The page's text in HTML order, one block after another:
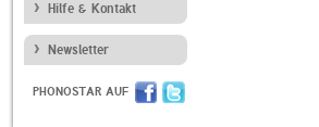
Hilfe & Kontakt
Newsletter
PHONOSTAR AUF